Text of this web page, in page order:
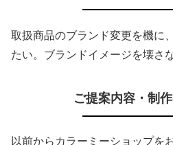
取扱商品のブランド変更を機に
たい。ブランドイメージを壊さ
ご提案内容・制
以前からカラーミーショップを